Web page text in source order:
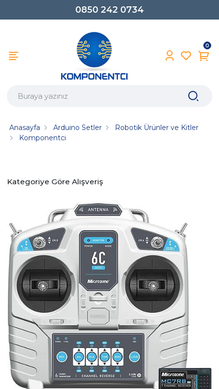
0850 242 0734
0
Anasayfa Arduino Setler
Robotik Ürünler ve Kitler
Komponentci
Kategoriye Göre Alışveriş